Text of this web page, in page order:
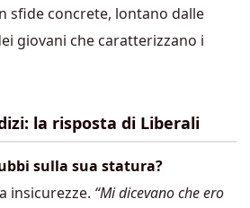
sfide concrete, lontano dalle
giovani che caratterizzano i
la risposta di Liberali
sulla sua statura?
insicurezze. “Mi dicevano che ero